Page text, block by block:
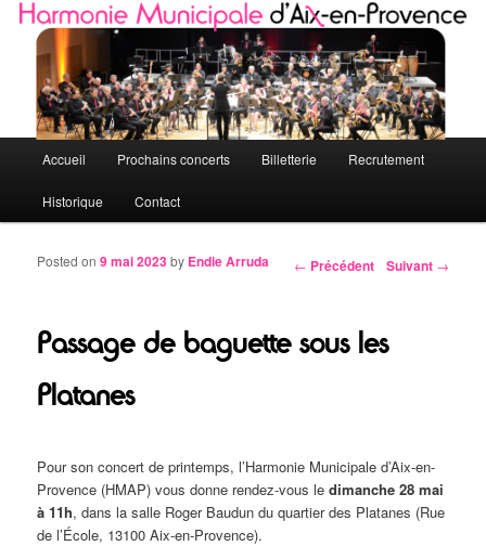
Harmonie Municipale d'Aix-en-Provence
Quelques petites notes de l'HMAP
Menu principal
Aller au contenu principal
Aller au contenu secondaire
Accueil Prochains concerts Billetterie Recrutement
Historique Contact
Navigation des articles ← Précédent Suivant →
Passage de baguette sous les
Platanes
Posted on9 mai 2023by Endie Arruda
Pour son concert de printemps, l’Harmonie Municipale d’Aix-en-
Provence (HMAP) vous donne rendez-vous ledimanche 28 mai
à 11h, dans la salle Roger Baudun du quartier des Platanes (Rue
de l’École, 13100 Aix-en-Provence).